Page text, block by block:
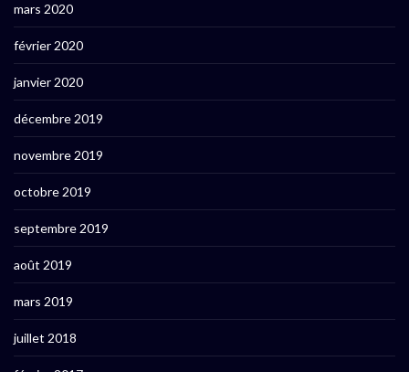
mars 2020
février 2020
janvier 2020
décembre 2019
novembre 2019
octobre 2019
septembre 2019
août 2019
mars 2019
juillet 2018